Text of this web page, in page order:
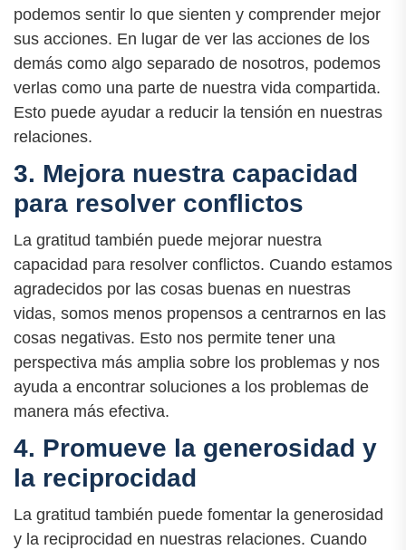
podemos sentir lo que sienten y comprender mejor
sus acciones. En lugar de ver las acciones de los
demás como algo separado de nosotros, podemos
verlas como una parte de nuestra vida compartida.
Esto puede ayudar a reducir la tensión en nuestras
relaciones.
3. Mejora nuestra capacidad
para resolver conflictos
La gratitud también puede mejorar nuestra
capacidad para resolver conflictos. Cuando estamos
agradecidos por las cosas buenas en nuestras
vidas, somos menos propensos a centrarnos en las
cosas negativas. Esto nos permite tener una
perspectiva más amplia sobre los problemas y nos
ayuda a encontrar soluciones a los problemas de
manera más efectiva.
4. Promueve la generosidad y
la reciprocidad
La gratitud también puede fomentar la generosidad
y la reciprocidad en nuestras relaciones. Cuando